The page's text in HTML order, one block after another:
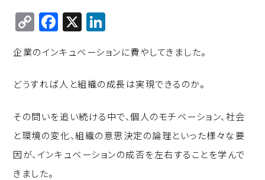
C
o
p
y
Li
n
k
F
a
c
e
b
o
o
k
X
k
e
d
I
n
企業のインキュベーションに費やしてきました。
どうすれば人と組織の成長は実現できるのか。
その問いを追い続ける中で、個人のモチベーション、社会
と環境の変化、組織の意思決定の論理といった様々な要
因が、インキュベーションの成否を左右することを学んで
きました。